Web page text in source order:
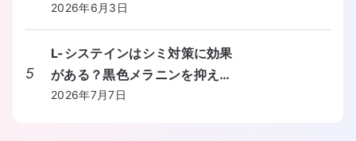
に合わないときの対処法を教え
てください。
2026年6月3日
5
L-システインはシミ対策に効果
がある？黒色メラニンを抑える
しくみと食事からの摂り方を教
2026年7月7日